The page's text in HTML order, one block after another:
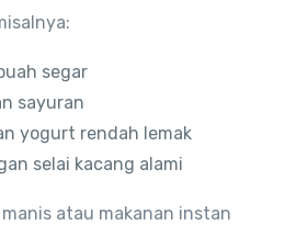
segar
sayuran
yogurt rendah lemak
selai kacang alami
atau makanan instan